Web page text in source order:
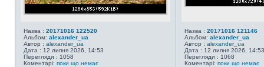
Назва : 20171016 122520
Альбом: alexander_ua
Автор : alexander_ua
Дата : 12 липня 2026, 14:53
Перегляди : 1058
Коментарі: поки що немає
Назва : 20171016 121146
Альбом: alexander_ua
Автор : alexander_ua
Дата : 12 липня 2026, 14:53
Перегляди : 1068
Коментарі: поки що немає